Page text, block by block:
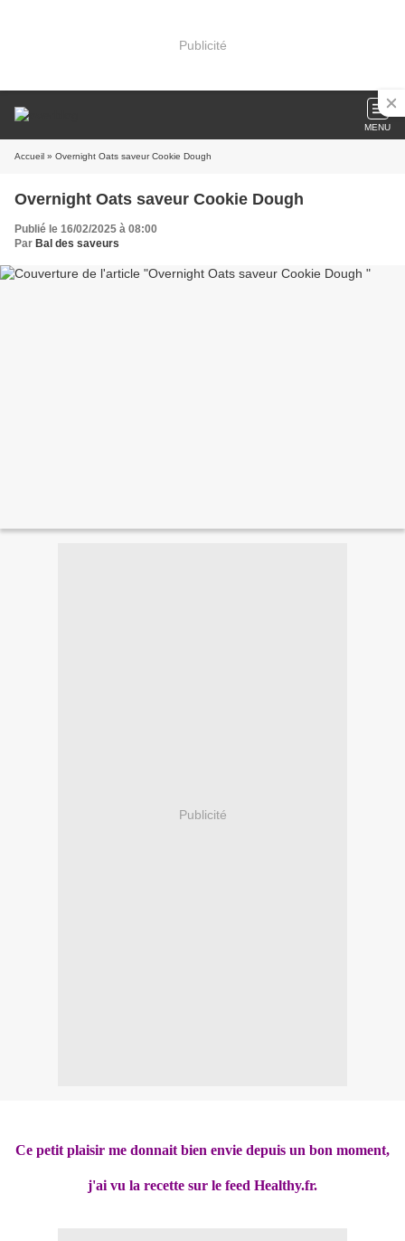
Publicité
MENU
Accueil » Overnight Oats saveur Cookie Dough
Overnight Oats saveur Cookie Dough
Publié le 16/02/2025 à 08:00
Par Bal des saveurs
Publicité
Ce petit plaisir me donnait bien envie depuis un bon moment,
j'ai vu la recette sur le feed Healthy.fr.